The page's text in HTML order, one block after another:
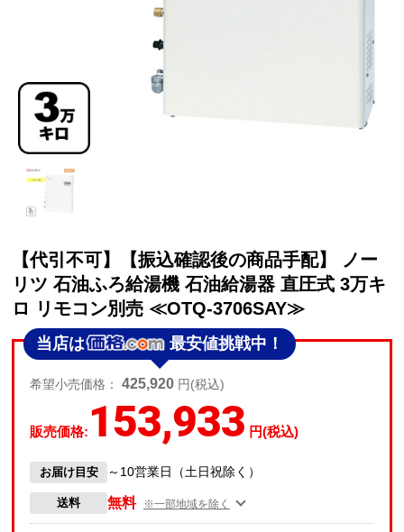
【代引不可】【振込確認後の商品手配】 ノー
リツ 石油ふろ給湯機 石油給湯器 直圧式 3万キ
ロ リモコン別売 ≪OTQ-3706SAY≫
当店は 最安値挑戦中！
希望小売価格：425,920 円(税込)
販売価格: 153,933 円(税込)
お届け目安 ～10営業日（土日祝除く）
送料 無料 ※一部地域を除く